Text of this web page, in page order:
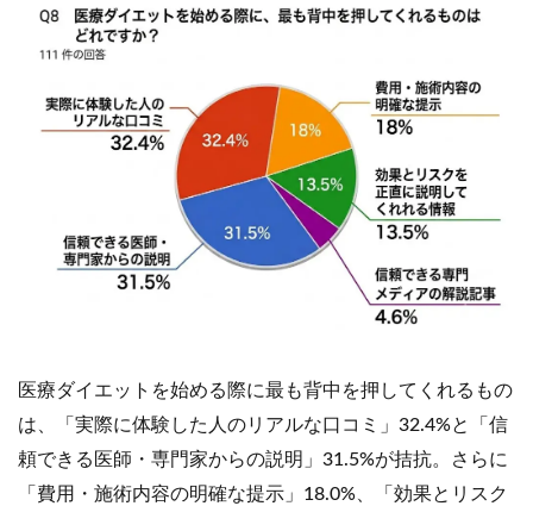
医療ダイエットを始める際に最も背中を押してくれるもの
は、「実際に体験した人のリアルな口コミ」32.4%と「信
頼できる医師・専門家からの説明」31.5%が拮抗。さらに
「費用・施術内容の明確な提示」18.0%、「効果とリスク